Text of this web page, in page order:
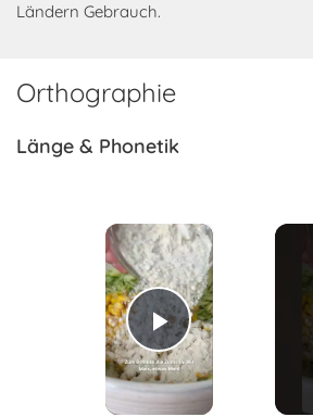
Ländern Gebrauch.
Orthographie
Länge & Phonetik
×
Play Video